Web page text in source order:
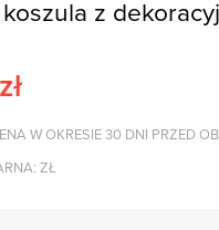
z
zł
W OKRESIE 30 DNI PRZED
ZŁ